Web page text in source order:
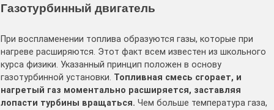
Газотурбинный двигатель
При воспламенении топлива образуются газы, которые при
нагреве расширяются. Этот факт всем известен из школьного
курса физики. Указанный принцип положен в основу
газотурбинной установки. Топливная смесь сгорает, и
нагретый газ моментально расширяется, заставляя
лопасти турбины вращаться. Чем больше температура газа,